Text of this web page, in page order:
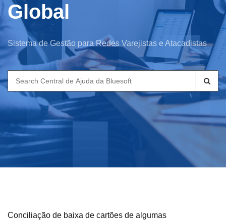
Global
Sistema de Gestão para Redes Varejistas e Atacadistas
Search
for:
Conciliação de baixa de cartões de algumas